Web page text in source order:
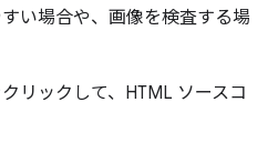
い場合や、画像を検査する場
リックして、HTML ソースコ